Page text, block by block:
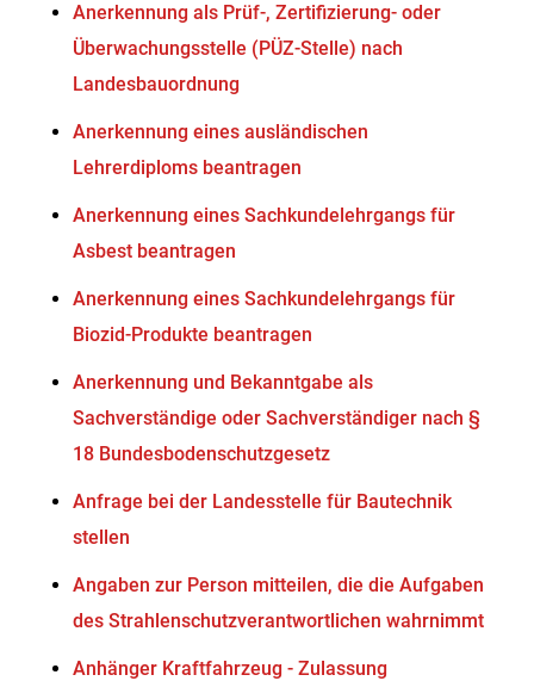
Anerkennung als Prüf-, Zertifizierung- oder
Überwachungsstelle (PÜZ-Stelle) nach
Landesbauordnung
Anerkennung eines ausländischen
Lehrerdiploms beantragen
Anerkennung eines Sachkundelehrgangs für
Asbest beantragen
Anerkennung eines Sachkundelehrgangs für
Biozid-Produkte beantragen
Anerkennung und Bekanntgabe als
Sachverständige oder Sachverständiger nach §
18 Bundesbodenschutzgesetz
Anfrage bei der Landesstelle für Bautechnik
stellen
Angaben zur Person mitteilen, die die Aufgaben
des Strahlenschutzverantwortlichen wahrnimmt
Anhänger Kraftfahrzeug - Zulassung